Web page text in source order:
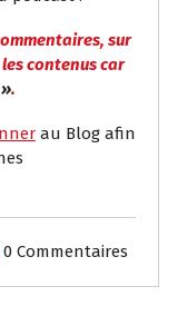
sur
contenus car
».
au Blog afin
0 Commentaires